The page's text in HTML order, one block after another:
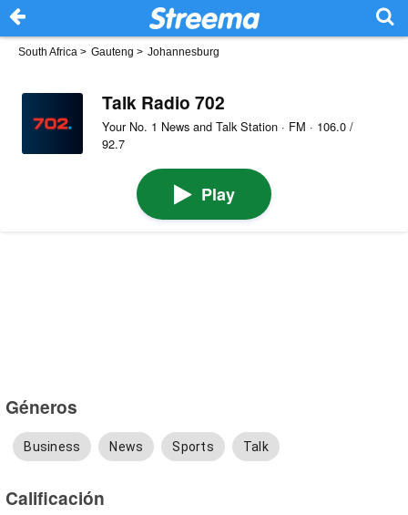
South Africa > Gauteng > Johannesburg
Talk Radio 702
Your No. 1 News and Talk Station · FM · 106.0 /
92.7
Play
Géneros
Business News Sports Talk
Calificación